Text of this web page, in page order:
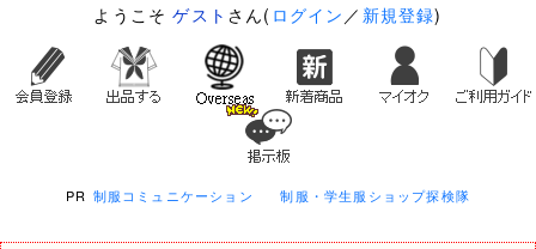
ようこそゲスト さん( ログイン ／ 新規登録)
PR 制服コミュニケーション 制服・学生服ショップ探検隊